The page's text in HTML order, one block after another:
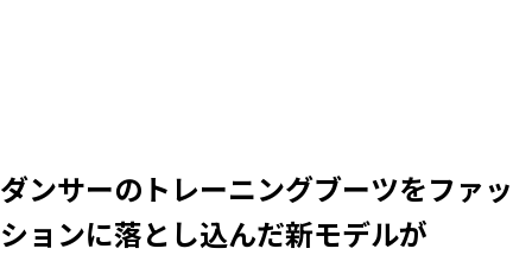
ダンサーのトレーニングブーツをファッ
ションに落とし込んだ新モデルが